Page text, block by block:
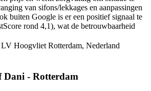
van sifons/lekkages en aanpassingen
buiten Google is er een positief signaal te
rond 4,1), wat de betrouwbaarheid
Hoogvliet Rotterdam, Nederland
Dani - Rotterdam